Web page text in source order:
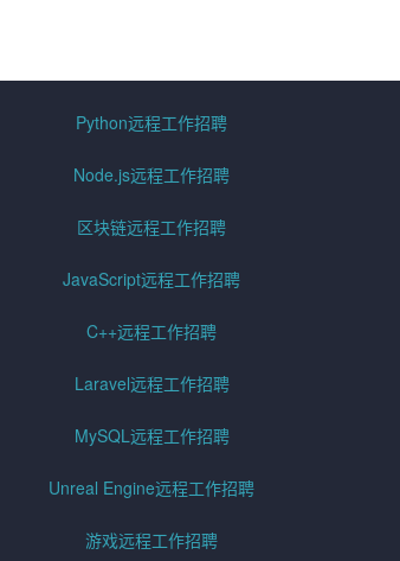
Python远程工作招聘
Node.js远程工作招聘
区块链远程工作招聘
JavaScript远程工作招聘
C++远程工作招聘
Laravel远程工作招聘
MySQL远程工作招聘
Unreal Engine远程工作招聘
游戏远程工作招聘